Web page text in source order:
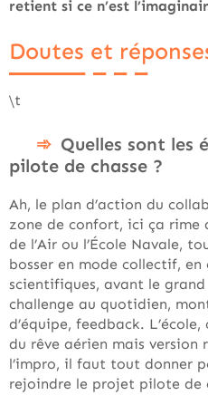
retient si ce n’est
Doutes et
\t
Quelles sont les
pilote de chasse ?
Ah, le plan d’action du
zone de confort, ici ça rime
de l’Air ou l’École Navale,
bosser en mode collectif, en
scientifiques, avant le
challenge au quotidien,
d’équipe, feedback. L’école,
du rêve aérien mais version
l’impro, il faut tout donner
rejoindre le projet pilote de